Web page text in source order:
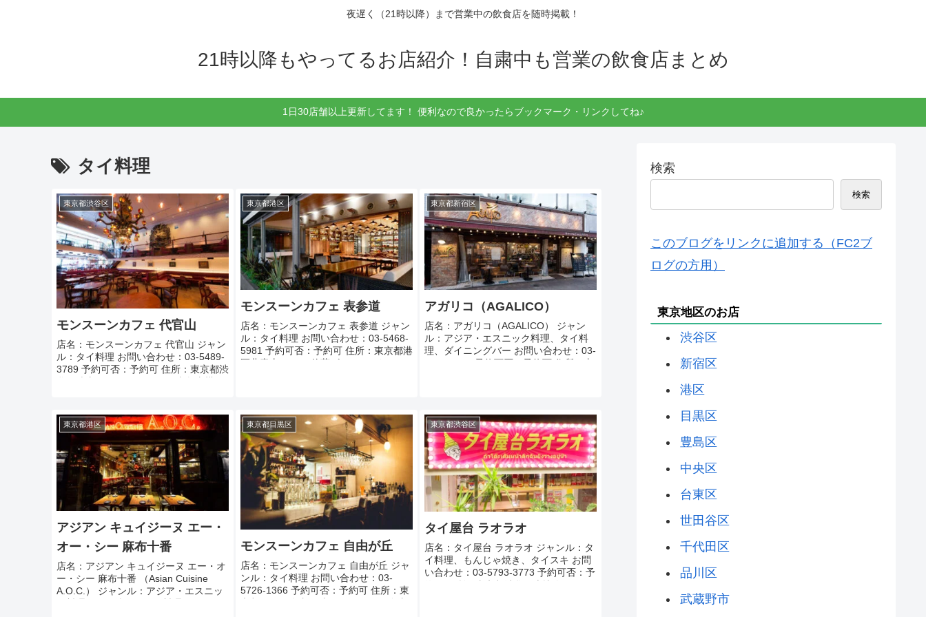
夜遅く（21時以降）まで営業中の飲食店を随時掲載！
21時以降もやってるお店紹介！自粛中も営業の飲食店まとめ
1日30店舗以上更新してます！ 便利なので良かったらブックマーク・リンクしてね♪
タイ料理
東京都渋谷区
モンスーンカフェ 代官山
店名：モンスーンカフェ 代官山 ジャン
ル：タイ料理 お問い合わせ：03-5489-
3789 予約可否：予約可 住所：東京都渋
東京都港区
モンスーンカフェ 表参道
店名：モンスーンカフェ 表参道 ジャン
ル：タイ料理 お問い合わせ：03-5468-
5981 予約可否：予約可 住所：東京都港
区北青山3-6-26 佐藤ビル 1F アクセ
東京都新宿区
アガリコ（AGALICO）
店名：アガリコ（AGALICO） ジャン
ル：アジア・エスニック料理、タイ料
理、ダイニングバー お問い合わせ：03-
5357-7997 予約可否：予約可 住所：東
東京都港区
アジアン キュイジーヌ エー・
オー・シー 麻布十番
店名：アジアン キュイジーヌ エー・オ
ー・シー 麻布十番 （Asian Cuisine
A.O.C.） ジャンル：アジア・エスニッ
東京都目黒区
モンスーンカフェ 自由が丘
店名：モンスーンカフェ 自由が丘 ジャ
ンル：タイ料理 お問い合わせ：03-
5726-1366 予約可否：予約可 住所：東
京都目黒区自由が丘1-26-4 ステラ自由
東京都渋谷区
タイ屋台 ラオラオ
店名：タイ屋台 ラオラオ ジャンル：タ
イ料理、もんじゃ焼き、タイスキ お問
い合わせ：03-5793-3773 予約可否：予
検索
検索
このブログをリンクに追加する（FC2ブ
ログの方用）
東京地区のお店
渋谷区
新宿区
港区
目黒区
豊島区
中央区
台東区
世田谷区
千代田区
品川区
武蔵野市